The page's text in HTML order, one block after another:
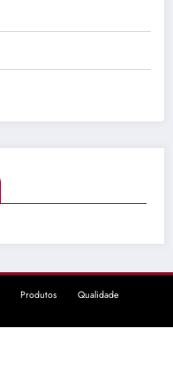
Produtos Qualidade